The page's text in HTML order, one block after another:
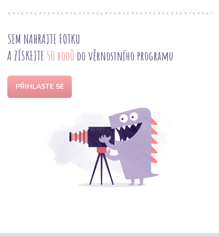
SEM NAHRAJTE FOTKU
A ZÍSKEJTE 50 bodů do věrnostního programu
PŘIHLASTE SE